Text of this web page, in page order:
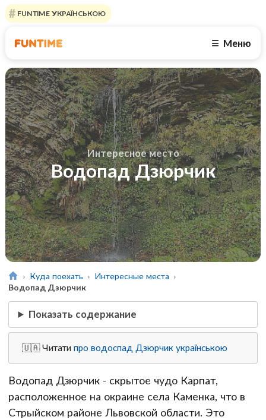
FUNTIME УКРАЇНСЬКОЮ
☰ Меню
Интересное место
Водопад Дзюрчик
Куда поехать
Интересные места
Водопад Дзюрчик
Показать содержание
🇺🇦 Читатипро водоспад Дзюрчик українською
Водопад Дзюрчик - скрытое чудо Карпат,
расположенное на окраине села Каменка, что в
Стрыйском районе Львовской области. Это